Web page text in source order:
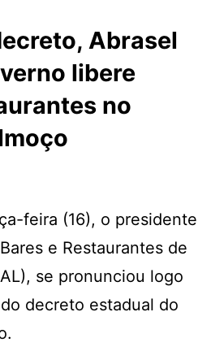
Abrasel
libere
no
feira (16), o presidente
e Restaurantes de
se pronunciou logo
decreto estadual do